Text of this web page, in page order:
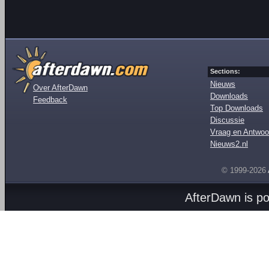
Over AfterDawn
Feedback
Sections:
Nieuws
Downloads
Top Downloads
Discussie
Vraag en
Nieuws2.nl
© 1999-2026
AfterDawn is